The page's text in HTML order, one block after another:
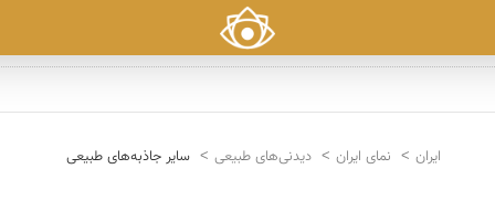
ایران نمای ایران دیدنی‌های طبیعی سایر جاذبه‌های طبیعی